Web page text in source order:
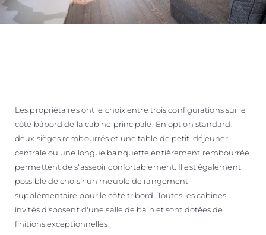
Les propriétaires ont le choix entre trois configurations sur le
côté bâbord de la cabine principale. En option standard,
deux sièges rembourrés et une table de petit-déjeuner
centrale ou une longue banquette entièrement rembourrée
permettent de s'asseoir confortablement. Il est également
possible de choisir un meuble de rangement
supplémentaire pour le côté tribord. Toutes les cabines-
invités disposent d'une salle de bain et sont dotées de
finitions exceptionnelles.